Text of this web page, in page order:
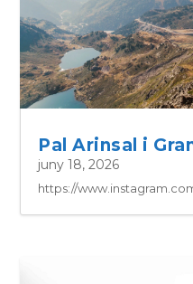
Pal Arinsal i
juny 18, 2026
https://